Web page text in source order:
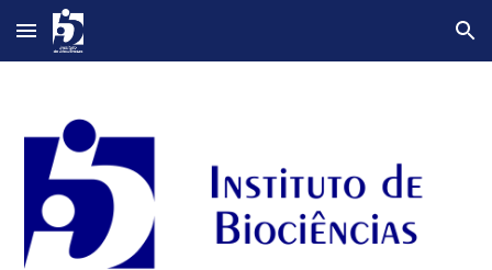
Skip to main content Skip to navigation